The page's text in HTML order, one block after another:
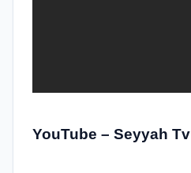
YouTube – Seyyah Tv